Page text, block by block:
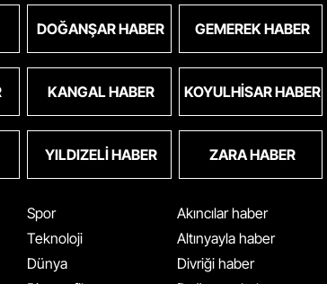
DOĞANŞAR HABER GEMEREK HABER
KANGAL HABER KOYULHISAR HABER
YILDIZELI HABER ZARA HABER
Spor
Teknoloji
Dünya
Akıncılar haber
Altınyayla haber
Divriği haber